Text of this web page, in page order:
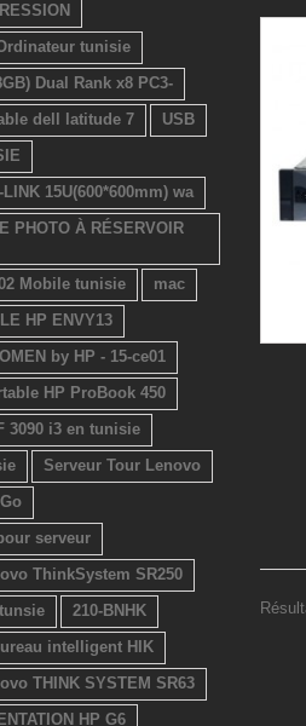
tunisie
Dual Rank x8 PC3-
dell latitude 7
USB
15U(600*600mm) wa
PHOTO À RÉSERVOIR
Mobile tunisie
mac
HP ENVY13
by HP - 15-ce01
HP ProBook 450
3090 i3 en tunisie
Serveur Tour Lenovo
serveur
ThinkSystem SR250
210-BNHK
intelligent HIK
THINK SYSTEM SR63
HP G6